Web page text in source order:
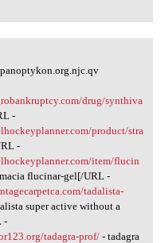
drug/synthiva
-
product/stra
-
item/flucin
flucinar-gel[/URL -
tadalista-
super active without a
-
tadagra-prof/- tadagra